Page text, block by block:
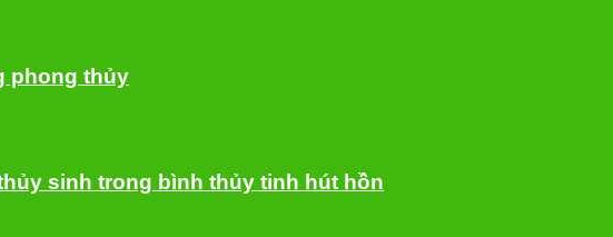
phong thủy
sinh trong bình thủy tinh hút hồn